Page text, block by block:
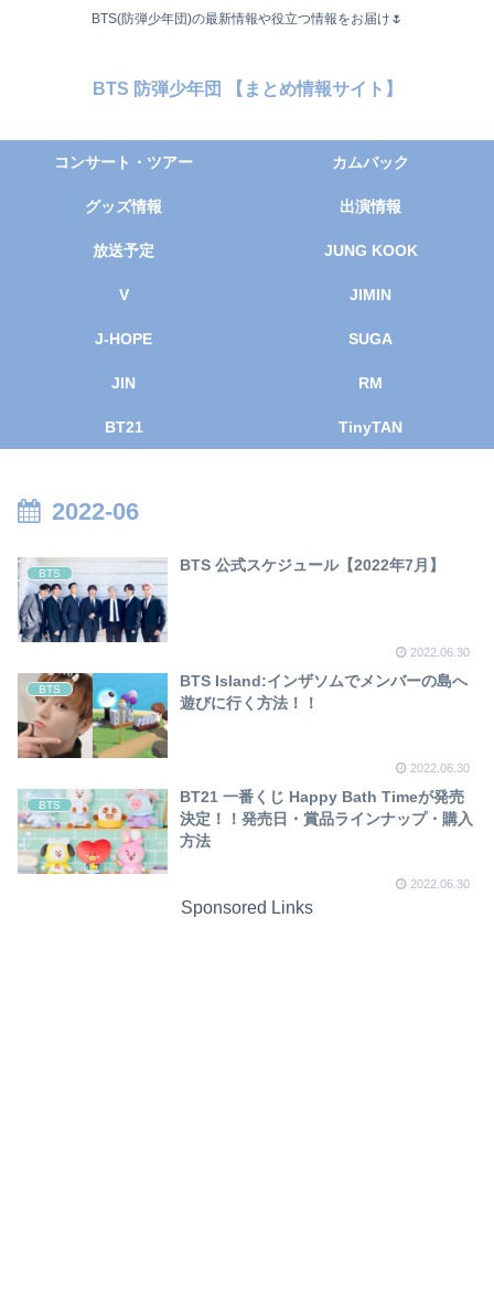
BTS(防弾少年団)の最新情報や役立つ情報をお届け🌷
BTS 防弾少年団 【まとめ情報サイト】
コンサート・ツアー カムバック
グッズ情報 出演情報
放送予定 JUNG KOOK
V JIMIN
J-HOPE SUGA
JIN RM
BT21 TinyTAN
2022-06
BTS BTS 公式スケジュール【2022年7月】
2022.06.30
BTS
BTS Island:インザソムでメンバーの島へ
遊びに行く方法！！
2022.06.30
BTS
BT21 一番くじ Happy Bath Timeが発売
決定！！発売日・賞品ラインナップ・購入
方法
2022.06.30
Sponsored Links